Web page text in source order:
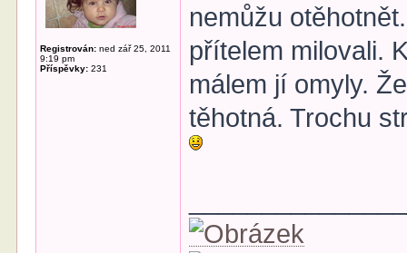
Registrován: ned zář 25, 2011
9:19 pm
Příspěvky: 231
nemůžu
přítelem milovali.
málem jí omyly.
těhotná. Trochu